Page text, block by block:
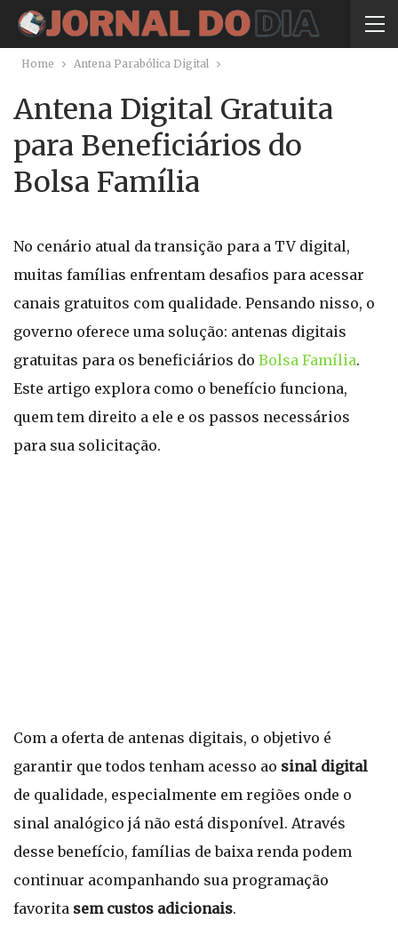
Home Antena Parabólica Digital
Antena Digital Gratuita
para Beneficiários do
Bolsa Família
No cenário atual da transição para a TV digital,
muitas famílias enfrentam desafios para acessar
canais gratuitos com qualidade. Pensando nisso, o
governo oferece uma solução: antenas digitais
gratuitas para os beneficiários do Bolsa Família.
Este artigo explora como o benefício funciona,
quem tem direito a ele e os passos necessários
para sua solicitação.
Com a oferta de antenas digitais, o objetivo é
garantir que todos tenham acesso ao sinal digital
de qualidade, especialmente em regiões onde o
sinal analógico já não está disponível. Através
desse benefício, famílias de baixa renda podem
continuar acompanhando sua programação
favorita sem custos adicionais.